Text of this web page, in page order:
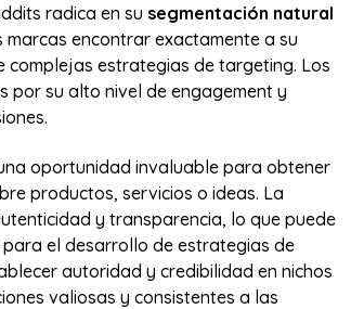
radica en su segmentación natural
marcas encontrar exactamente a su
complejas estrategias de targeting. Los
por su alto nivel de engagement y
oportunidad invaluable para obtener
productos, servicios o ideas. La
y transparencia, lo que puede
el desarrollo de estrategias de
autoridad y credibilidad en nichos
valiosas y consistentes a las